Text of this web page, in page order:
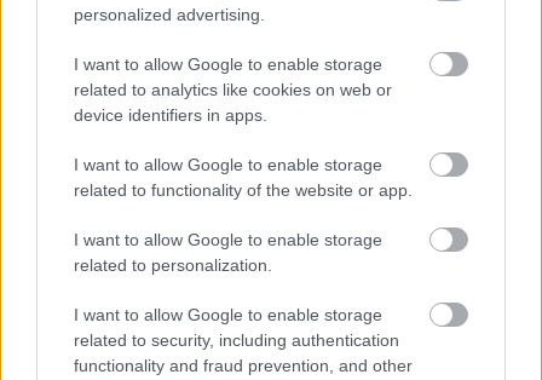
personalized advertising.
I want to allow Google to enable storage
related to analytics like cookies on web or
device identifiers in apps.
I want to allow Google to enable storage
related to functionality of the website or app.
I want to allow Google to enable storage
related to personalization.
I want to allow Google to enable storage
related to security, including authentication
functionality and fraud prevention, and other
Tipp!Vonalzó mentén sniccerrel vagy
vágógéppel hatékonyan készíthetitek elő az
alapanyagot, ami jól jön, ha több gyerek dolgozik
együtt, de ezeket a lépéseket mindenképp felnőtt
végezze el! Más esetben a feladat része lehet az is,
vágják, így az ollóval való munkát is
gyakorolhatják a kreatív alkotás előtt.